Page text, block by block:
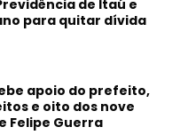
de Itaú e
para quitar dívida
apoio do prefeito,
e oito dos nove
Felipe Guerra